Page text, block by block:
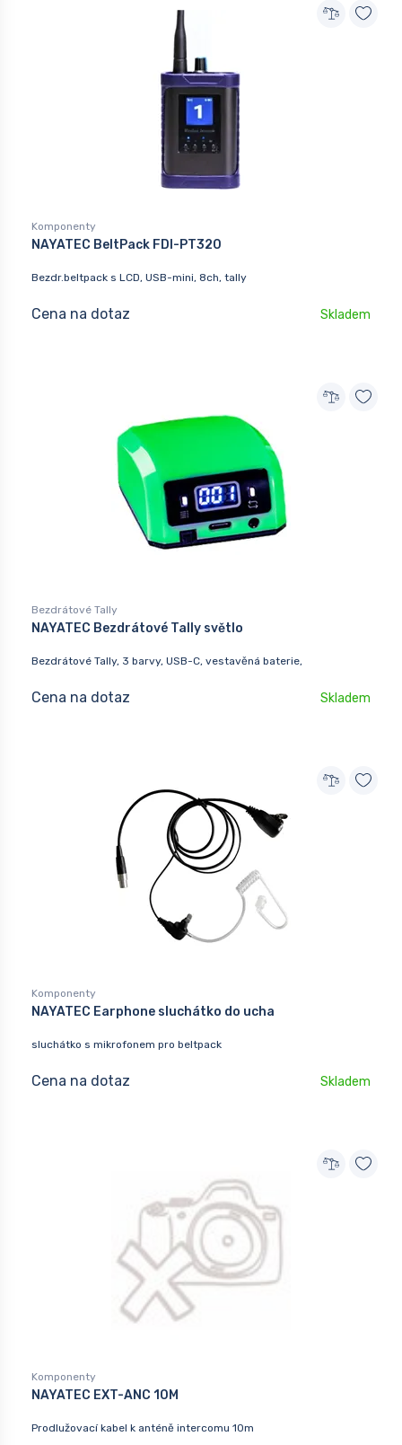
Komponenty
NAYATEC BeltPack FDI-PT320
Bezdr.beltpack s LCD, USB-mini, 8ch, tally
Cena na dotaz Skladem
Bezdrátové Tally
NAYATEC Bezdrátové Tally světlo
Bezdrátové Tally, 3 barvy, USB-C, vestavěná baterie,
Cena na dotaz Skladem
Komponenty
NAYATEC Earphone sluchátko do ucha
sluchátko s mikrofonem pro beltpack
Cena na dotaz Skladem
Komponenty
NAYATEC EXT-ANC 10M
Prodlužovací kabel k anténě intercomu 10m